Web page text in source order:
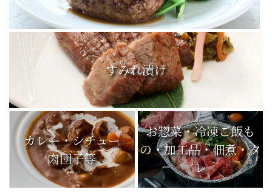
すみれ漬け
カレー・シチュー
肉団子等
お惣菜・冷凍ご飯も
の・加工品・佃煮・タ
レ